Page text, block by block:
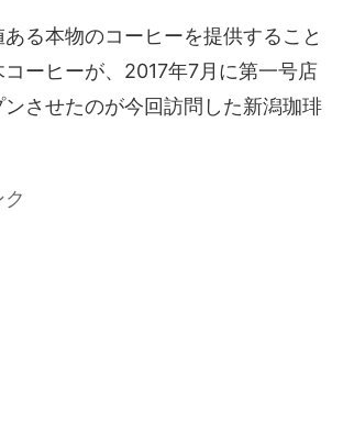
る本物のコーヒーを提供すること
ーヒーが、2017年7月に第一号店
させたのが今回訪問した新潟珈琲